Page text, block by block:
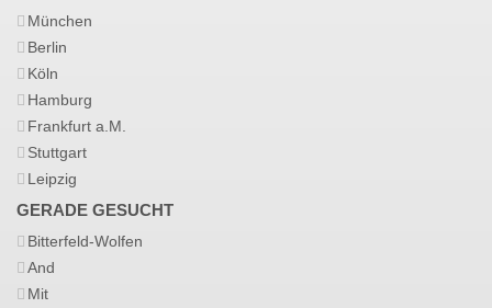
München
Berlin
Köln
Hamburg
Frankfurt a.M.
Stuttgart
Leipzig
GERADE GESUCHT
Bitterfeld-Wolfen
And
Mit